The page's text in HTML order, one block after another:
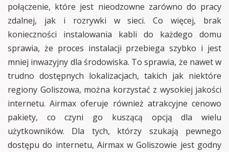
połączenie, które jest nieodzowne zarówno do pracy
zdalnej, jak i rozrywki w sieci. Co więcej, brak
konieczności instalowania kabli do każdego domu
sprawia, że proces instalacji przebiega szybko i jest
mniej inwazyjny dla środowiska. To sprawia, że nawet w
trudno dostępnych lokalizacjach, takich jak niektóre
regiony Goliszowa, można korzystać z wysokiej jakości
internetu. Airmax oferuje również atrakcyjne cenowo
pakiety, co czyni go kuszącą opcją dla wielu
użytkowników. Dla tych, którzy szukają pewnego
dostępu do internetu, Airmax w Goliszowie jest godny